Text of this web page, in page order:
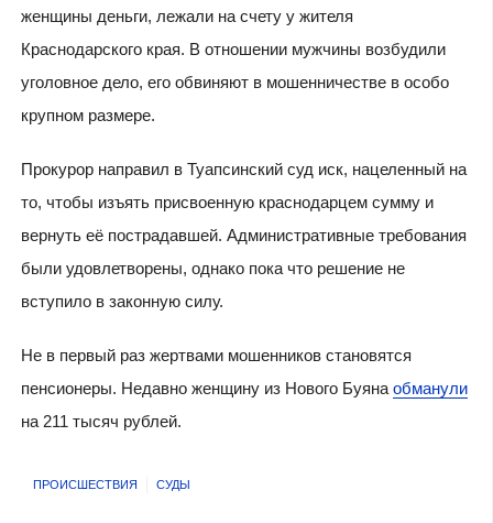
женщины деньги, лежали на счету у жителя
Краснодарского края. В отношении мужчины возбудили
уголовное дело, его обвиняют в мошенничестве в особо
крупном размере.
Прокурор направил в Туапсинский суд иск, нацеленный на
то, чтобы изъять присвоенную краснодарцем сумму и
вернуть её пострадавшей. Административные требования
были удовлетворены, однако пока что решение не
вступило в законную силу.
Не в первый раз жертвами мошенников становятся
пенсионеры. Недавно женщину из Нового Буяна обманули
на 211 тысяч рублей.
ПРОИСШЕСТВИЯ СУДЫ